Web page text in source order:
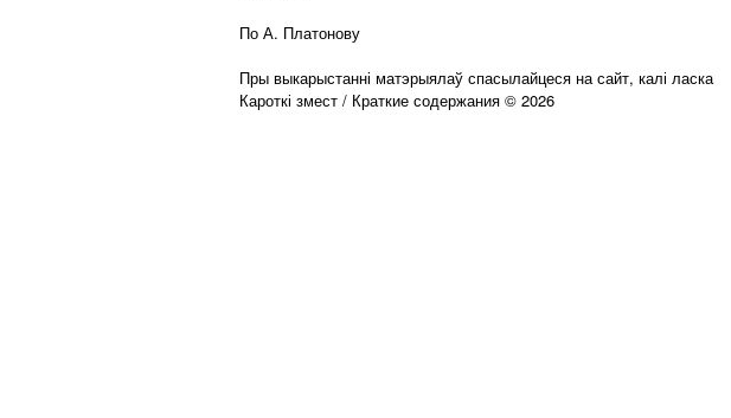
По А. Платонову
Пры выкарыстанні матэрыялаў спасылайцеся на сайт, калі ласка
Кароткі змест / Краткие содержания © 2026